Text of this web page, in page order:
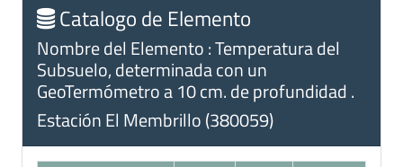
Catalogo de Elemento
Nombre del Elemento : Temperatura del
Subsuelo, determinada con un
GeoTermómetro a 10 cm. de profundidad .
Estación El Membrillo (380059)